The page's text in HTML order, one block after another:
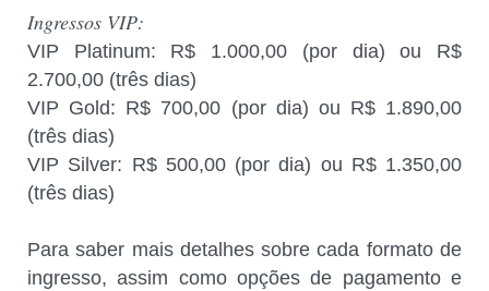
Ingressos VIP:
VIP Platinum: R$ 1.000,00 (por dia) ou R$
2.700,00 (três dias)
VIP Gold: R$ 700,00 (por dia) ou R$ 1.890,00
(três dias)
VIP Silver: R$ 500,00 (por dia) ou R$ 1.350,00
(três dias)
Para saber mais detalhes sobre cada formato de
ingresso, assim como opções de pagamento e